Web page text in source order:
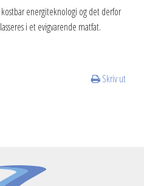
energiteknologi og det derfor
i et evigvarende matfat.
Skriv ut